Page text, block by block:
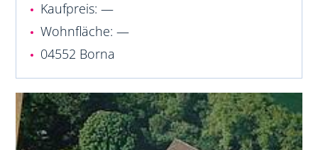
Kaufpreis: —
Wohnfläche: —
04552 Borna